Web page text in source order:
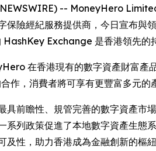
-- MoneyHero
保險經紀服務提供商，今日宣布
Exchange 是香港領先的
在香港現有的數字資產財富產
作，消費者將可享有更豐富多元的
具前瞻性、規管完善的數字資產市
系列政策促進了本地數字資產生
性，助力香港成為金融創新的樞紐